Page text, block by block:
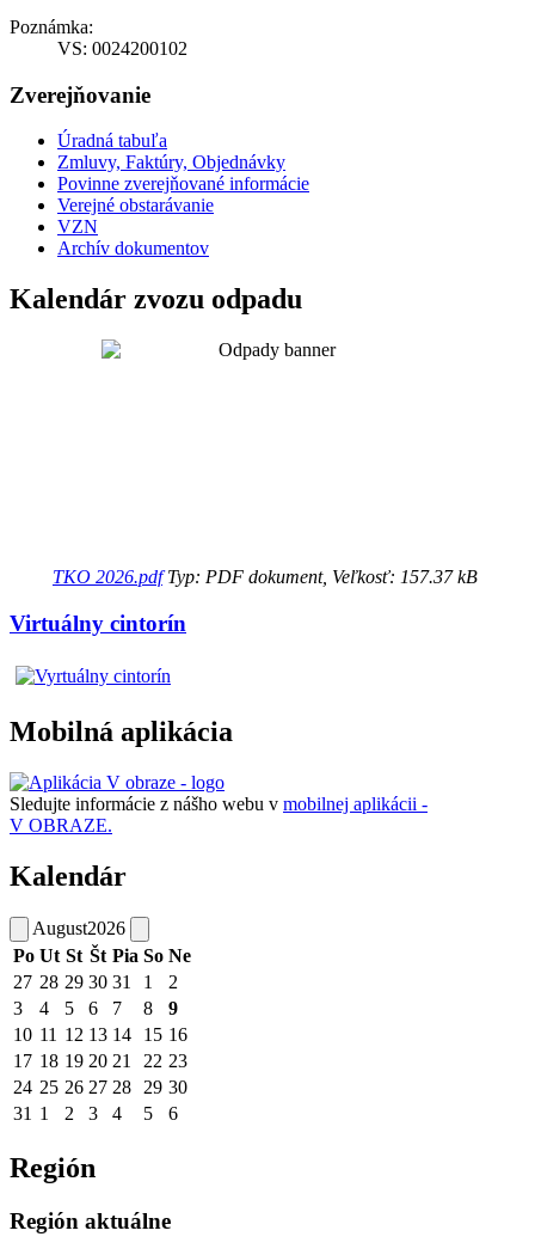
Poznámka:
VS: 0024200102
Zverejňovanie
Úradná tabuľa
Zmluvy, Faktúry, Objednávky
Povinne zverejňované informácie
Verejné obstarávanie
VZN
Archív dokumentov
Kalendár zvozu odpadu
TKO 2026.pdfTyp: PDF dokument, Veľkosť: 157.37 kB
Virtuálny cintorín
Mobilná aplikácia
Sledujte informácie z nášho webu v mobilnej aplikácii -
V OBRAZE.
Kalendár
August2026
Po Ut St Št Pia So Ne
27 28 29 30 31 1
2
3
4 5 6 7 8
9
10 11 12 13 14 15 16
17 18 19 20 21 22 23
24 25 26 27 28 29 30
31 1 2 3 4 5 6
Región
Región aktuálne